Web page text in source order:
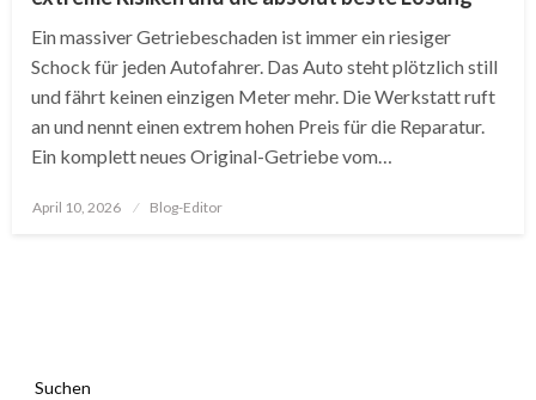
Ein massiver Getriebeschaden ist immer ein riesiger
Schock für jeden Autofahrer. Das Auto steht plötzlich still
und fährt keinen einzigen Meter mehr. Die Werkstatt ruft
an und nennt einen extrem hohen Preis für die Reparatur.
Ein komplett neues Original-Getriebe vom…
Posted
April 10, 2026 Blog-Editor
Suchen